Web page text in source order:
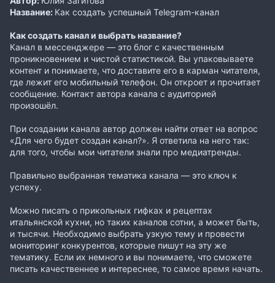
Название: Как создать успешный Telegram-канал
Как создать канал и выбрать название?
Канал в мессенджере — это блог с качественным
проникновением и чистой статистикой. Вы упаковываете
контент и понимаете, что доставите его в карман читателя,
где лежит его мобильный телефон. Он откроет и прочитает
сообщение. Контакт автора канала с аудиторией
произошёл.
При создании канала автор должен найти ответ на вопрос
«Для чего будет создан канал?». Я ответила на него так:
для того, чтобы мои читатели знали про медиатренды.
Правильно выбранная тематика канала — это ключ к
успеху.
Можно писать о прикольных гифках и рецептах
итальянской кухни, но таких каналов сотни, а может быть,
и тысячи. Необходимо выбрать узкую тему и провести
мониторинг конкурентов, которые пишут на эту же
тематику. Если их немного и вы понимаете, что сможете
писать качественнее и интереснее, то самое время начать.